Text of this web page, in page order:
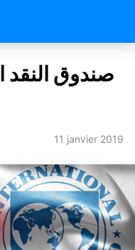
صندوق النقد
11 janvier 2019